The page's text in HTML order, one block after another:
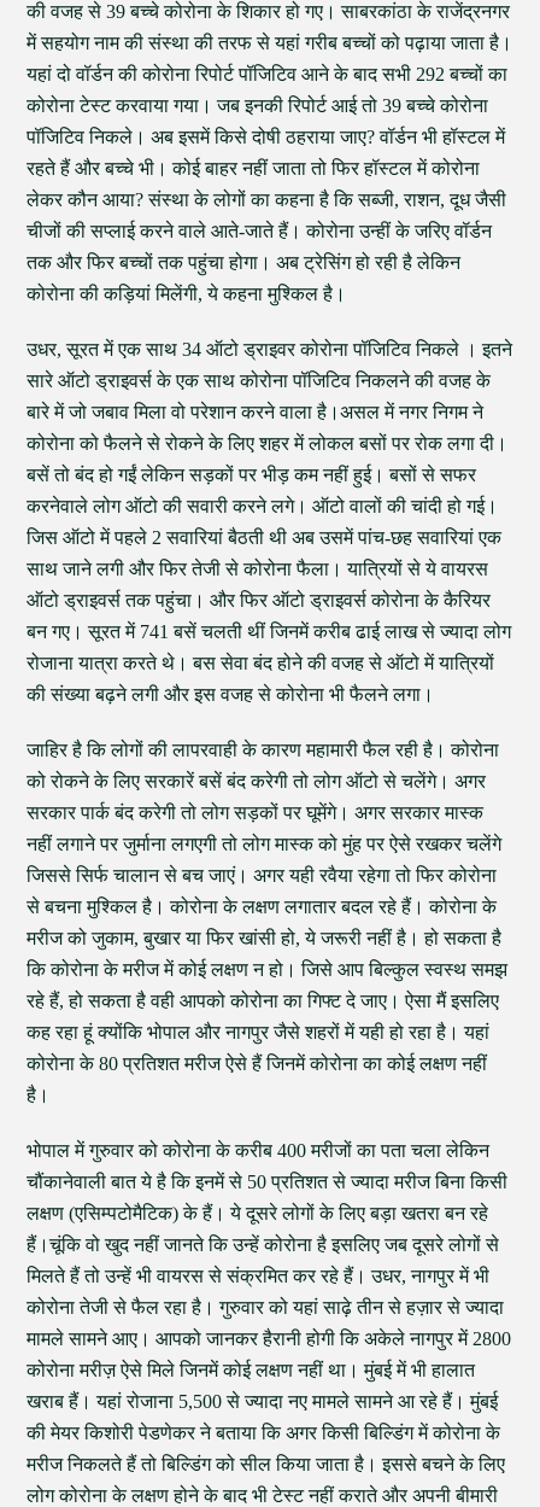
की वजह से 39 बच्चे कोरोना के शिकार हो गए। साबरकांठा के राजेंद्रनगर
में सहयोग नाम की संस्था की तरफ से यहां गरीब बच्चों को पढ़ाया जाता है।
यहां दो वॉर्डन की कोरोना रिपोर्ट पॉजिटिव आने के बाद सभी 292 बच्चों का
कोरोना टेस्ट करवाया गया। जब इनकी रिपोर्ट आई तो 39 बच्चे कोरोना
पॉजिटिव निकले। अब इसमें किसे दोषी ठहराया जाए? वॉर्डन भी हॉस्टल में
रहते हैं और बच्चे भी। कोई बाहर नहीं जाता तो फिर हॉस्टल में कोरोना
लेकर कौन आया? संस्था के लोगों का कहना है कि सब्जी, राशन, दूध जैसी
चीजों की सप्लाई करने वाले आते-जाते हैं। कोरोना उन्हीं के जरिए वॉर्डन
तक और फिर बच्चों तक पहुंचा होगा। अब ट्रेसिंग हो रही है लेकिन
कोरोना की कड़ियां मिलेंगी, ये कहना मुश्किल है।
उधर, सूरत में एक साथ 34 ऑटो ड्राइवर कोरोना पॉजिटिव निकले । इतने
सारे ऑटो ड्राइवर्स के एक साथ कोरोना पॉजिटिव निकलने की वजह के
बारे में जो जबाव मिला वो परेशान करने वाला है।असल में नगर निगम ने
कोरोना को फैलने से रोकने के लिए शहर में लोकल बसों पर रोक लगा दी।
बसें तो बंद हो गईं लेकिन सड़कों पर भीड़ कम नहीं हुई। बसों से सफर
करनेवाले लोग ऑटो की सवारी करने लगे। ऑटो वालों की चांदी हो गई।
जिस ऑटो में पहले 2 सवारियां बैठती थी अब उसमें पांच-छह सवारियां एक
साथ जाने लगी और फिर तेजी से कोरोना फैला। यात्रियों से ये वायरस
ऑटो ड्राइवर्स तक पहुंचा। और फिर ऑटो ड्राइवर्स कोरोना के कैरियर
बन गए। सूरत में 741 बसें चलती थीं जिनमें करीब ढाई लाख से ज्यादा लोग
रोजाना यात्रा करते थे। बस सेवा बंद होने की वजह से ऑटो में यात्रियों
की संख्या बढ़ने लगी और इस वजह से कोरोना भी फैलने लगा।
जाहिर है कि लोगों की लापरवाही के कारण महामारी फैल रही है। कोरोना
को रोकने के लिए सरकारें बसें बंद करेगी तो लोग ऑटो से चलेंगे। अगर
सरकार पार्क बंद करेगी तो लोग सड़कों पर घूमेंगे। अगर सरकार मास्क
नहीं लगाने पर जुर्माना लगएगी तो लोग मास्क को मुंह पर ऐसे रखकर चलेंगे
जिससे सिर्फ चालान से बच जाएं। अगर यही रवैया रहेगा तो फिर कोरोना
से बचना मुश्किल है। कोरोना के लक्षण लगातार बदल रहे हैं। कोरोना के
मरीज को जुकाम, बुखार या फिर खांसी हो, ये जरूरी नहीं है। हो सकता है
कि कोरोना के मरीज में कोई लक्षण न हो। जिसे आप बिल्कुल स्वस्थ समझ
रहे हैं, हो सकता है वही आपको कोरोना का गिफ्ट दे जाए। ऐसा मैं इसलिए
कह रहा हूं क्योंकि भोपाल और नागपुर जैसे शहरों में यही हो रहा है। यहां
कोरोना के 80 प्रतिशत मरीज ऐसे हैं जिनमें कोरोना का कोई लक्षण नहीं
है।
भोपाल में गुरुवार को कोरोना के करीब 400 मरीजों का पता चला लेकिन
चौंकानेवाली बात ये है कि इनमें से 50 प्रतिशत से ज्यादा मरीज बिना किसी
लक्षण (एसिम्पटोमैटिक) के हैं। ये दूसरे लोगों के लिए बड़ा खतरा बन रहे
हैं।चूंकि वो खुद नहीं जानते कि उन्हें कोरोना है इसलिए जब दूसरे लोगों से
मिलते हैं तो उन्हें भी वायरस से संक्रमित कर रहे हैं। उधर, नागपुर में भी
कोरोना तेजी से फैल रहा है। गुरुवार को यहां साढ़े तीन से हज़ार से ज्यादा
मामले सामने आए। आपको जानकर हैरानी होगी कि अकेले नागपुर में 2800
कोरोना मरीज़ ऐसे मिले जिनमें कोई लक्षण नहीं था। मुंबई में भी हालात
खराब हैं। यहां रोजाना 5,500 से ज्यादा नए मामले सामने आ रहे हैं। मुंबई
की मेयर किशोरी पेडणेकर ने बताया कि अगर किसी बिल्डिंग में कोरोना के
मरीज निकलते हैं तो बिल्डिंग को सील किया जाता है। इससे बचने के लिए
लोग कोरोना के लक्षण होने के बाद भी टेस्ट नहीं कराते और अपनी बीमारी